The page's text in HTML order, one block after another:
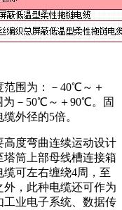
范围为：－40℃～＋
为－50℃～＋90℃。固
外径的5倍。
高度弯曲连续运动设计
筒上部母线槽连接箱
可左右缠绕4周，至
外，此种电缆还可作为
业电子系统、数据传